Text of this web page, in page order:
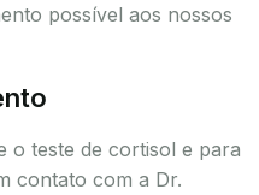
possível aos nossos
o teste de cortisol e para
contato com a Dr.